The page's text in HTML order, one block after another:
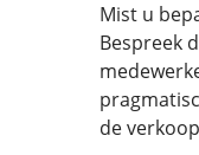
Mist u
Bespreek
de